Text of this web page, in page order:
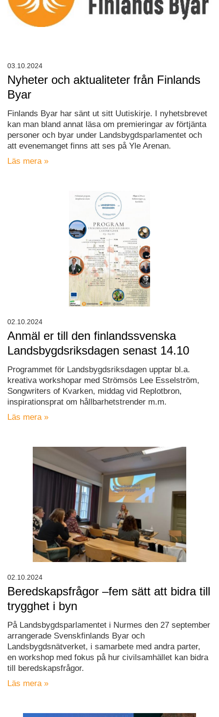
Nyheter och aktualiteter från Finlands
Byar
Finlands Byar har sänt ut sitt Uutiskirje. I nyhetsbrevet
kan man bland annat läsa om premieringar av förtjänta
personer och byar under Landsbygdsparlamentet och
att evenemanget finns att ses på Yle Arenan.
Läs mera »
03.10.2024
Anmäl er till den finlandssvenska
Landsbygdsriksdagen senast 14.10
Programmet för Landsbygdsriksdagen upptar bl.a.
kreativa workshopar med Strömsös Lee Esselström,
Songwriters of Kvarken, middag vid Replotbron,
inspirationsprat om hållbarhetstrender m.m.
Läs mera »
02.10.2024
Beredskapsfrågor –fem sätt att bidra till
trygghet i byn
På Landsbygdsparlamentet i Nurmes den 27 september
arrangerade Svenskfinlands Byar och
Landsbygdsnätverket, i samarbete med andra parter,
en workshop med fokus på hur civilsamhället kan bidra
till beredskapsfrågor.
Läs mera »
02.10.2024